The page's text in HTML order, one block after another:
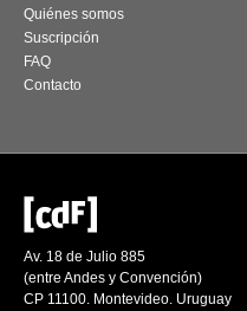
Quiénes somos
Suscripción
FAQ
Contacto
Av. 18 de Julio 885
(entre Andes y Convención)
CP 11100. Montevideo. Uruguay